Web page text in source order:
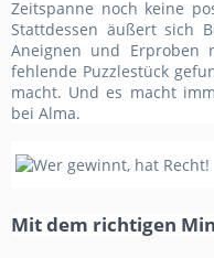
Zeitspanne noch keine
Stattdessen äußert sich
Aneignen und Erproben
fehlende Puzzlestück
macht. Und es macht
bei Alma.
Mit dem richtigen